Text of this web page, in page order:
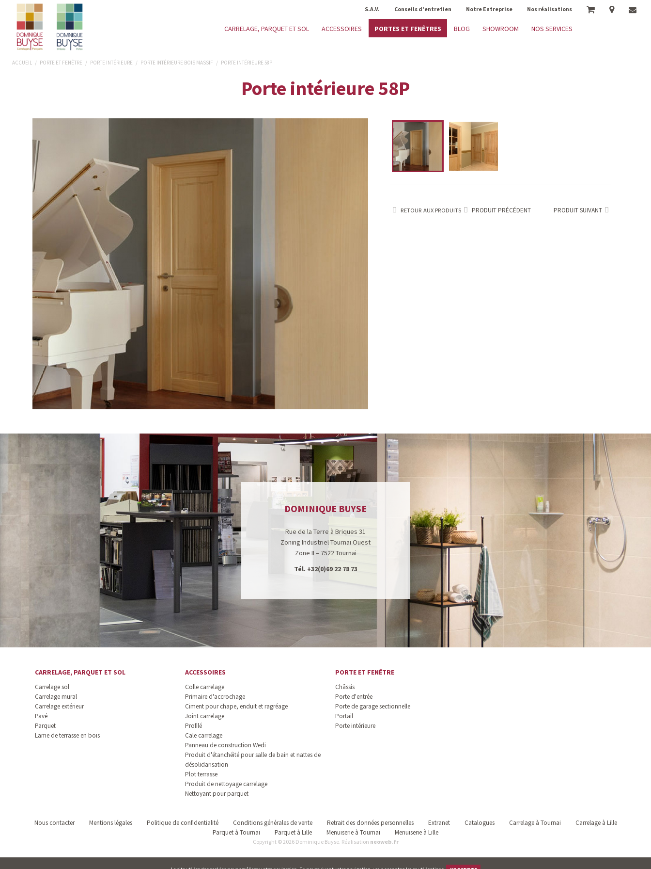
S.A.V. Conseils d'entretien Notre Entreprise Nos réalisations
CARRELAGE, PARQUET ET SOL ACCESSOIRES PORTES ET FENÊTRES BLOG SHOWROOM NOS SERVICES
ACCUEIL / PORTE ET FENÊTRE / PORTE INTÉRIEURE / PORTE INTÉRIEURE BOIS MASSIF / PORTE INTÉRIEURE 58P
Porte intérieure 58P
RETOUR AUX PRODUITS PRODUIT PRÉCÉDENT PRODUIT SUIVANT
DOMINIQUE BUYSE
Rue de la Terre à Briques 31
Zoning Industriel Tournai Ouest
Zone II – 7522 Tournai
Tél. +32(0)69 22 78 73
CARRELAGE, PARQUET ET SOL
Carrelage sol
Carrelage mural
Carrelage extérieur
Pavé
Parquet
Lame de terrasse en bois
ACCESSOIRES
Colle carrelage
Primaire d'accrochage
Ciment pour chape, enduit et ragréage
Joint carrelage
Profilé
Cale carrelage
Panneau de construction Wedi
Produit d'étanchéité pour salle de bain et nattes de
désolidarisation
Plot terrasse
Produit de nettoyage carrelage
Nettoyant pour parquet
PORTE ET FENÊTRE
Châssis
Porte d'entrée
Porte de garage sectionnelle
Portail
Porte intérieure
Nous contacter Mentions légales Politique de confidentialité Conditions générales de vente Retrait des données personnelles Extranet Catalogues Carrelage à Tournai
Carrelage à Lille
Parquet à Tournai
Parquet à Lille Menuiserie à Tournai Menuiserie à Lille
Copyright © 2026 Dominique Buyse. Réalisation neoweb.fr